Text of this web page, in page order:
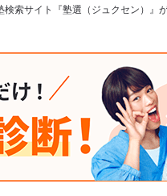
索サイト『塾選（ジュクセン）